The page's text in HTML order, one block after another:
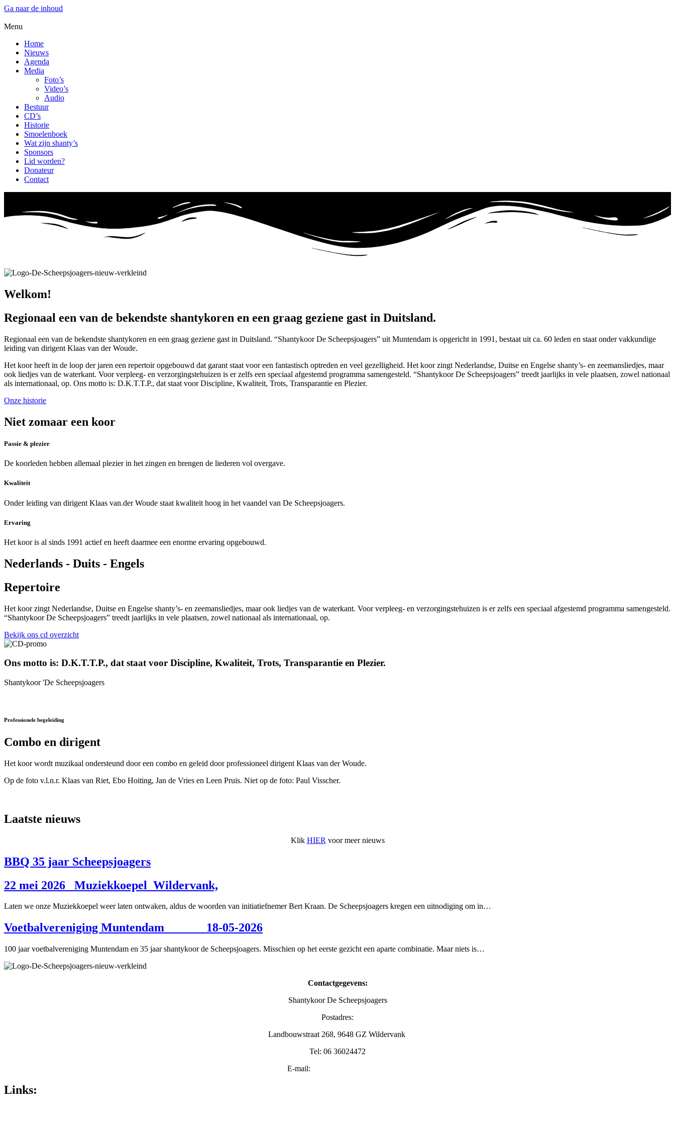
Ga naar de inhoud
Menu
Home
Nieuws
Agenda
Media
Foto’s
Video’s
Audio
Bestuur
CD’s
Historie
Smoelenboek
Wat zijn shanty’s
Sponsors
Lid worden?
Donateur
Contact
Welkom!
Regionaal een van de bekendste shantykoren en een graag geziene gast in Duitsland.
Regionaal een van de bekendste shantykoren en een graag geziene gast in Duitsland. “Shantykoor De Scheepsjoagers” uit Muntendam is opgericht in 1991, bestaat uit ca. 60 leden en staat onder vakkundige
leiding van dirigent Klaas van der Woude.
Het koor heeft in de loop der jaren een repertoir opgebouwd dat garant staat voor een fantastisch optreden en veel gezelligheid. Het koor zingt Nederlandse, Duitse en Engelse shanty’s- en zeemansliedjes, maar
ook liedjes van de waterkant. Voor verpleeg- en verzorgingstehuizen is er zelfs een speciaal afgestemd programma samengesteld. “Shantykoor De Scheepsjoagers” treedt jaarlijks in vele plaatsen, zowel nationaal
als internationaal, op. Ons motto is: D.K.T.T.P., dat staat voor Discipline, Kwaliteit, Trots, Transparantie en Plezier.
Onze historie
Niet zomaar een koor
Passie & plezier
De koorleden hebben allemaal plezier in het zingen en brengen de liederen vol overgave.
Kwaliteit
Onder leiding van dirigent Klaas van.der Woude staat kwaliteit hoog in het vaandel van De Scheepsjoagers.
Ervaring
Het koor is al sinds 1991 actief en heeft daarmee een enorme ervaring opgebouwd.
Nederlands - Duits - Engels
Repertoire
Het koor zingt Nederlandse, Duitse en Engelse shanty’s- en zeemansliedjes, maar ook liedjes van de waterkant. Voor verpleeg- en verzorgingstehuizen is er zelfs een speciaal afgestemd programma samengesteld.
“Shantykoor De Scheepsjoagers” treedt jaarlijks in vele plaatsen, zowel nationaal als internationaal, op.
Bekijk ons cd overzicht
Ons motto is: D.K.T.T.P., dat staat voor Discipline, Kwaliteit, Trots, Transparantie en Plezier.
Shantykoor 'De Scheepsjoagers
Professionele begeleiding
Combo en dirigent
Het koor wordt muzikaal ondersteund door een combo en geleid door professioneel dirigent Klaas van der Woude.
Op de foto v.l.n.r. Klaas van Riet, Ebo Hoiting, Jan de Vries en Leen Pruis. Niet op de foto: Paul Visscher.
Laatste nieuws
Klik HIER voor meer nieuws
BBQ 35 jaar Scheepsjoagers
22 mei 2026 Muziekkoepel Wildervank,
Laten we onze Muziekkoepel weer laten ontwaken, aldus de woorden van initiatiefnemer Bert Kraan. De Scheepsjoagers kregen een uitnodiging om in…
Voetbalvereniging Muntendam 18-05-2026
100 jaar voetbalvereniging Muntendam en 35 jaar shantykoor de Scheepsjoagers. Misschien op het eerste gezicht een aparte combinatie. Maar niets is…
Contactgegevens:
Shantykoor De Scheepsjoagers
Postadres:
Landbouwstraat 268, 9648 GZ Wildervank
Tel: 06 36024472
E-mail:
Links: